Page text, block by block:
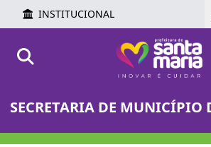
INSTITUCIONAL
SECRETARIA DE MUNICÍPIO